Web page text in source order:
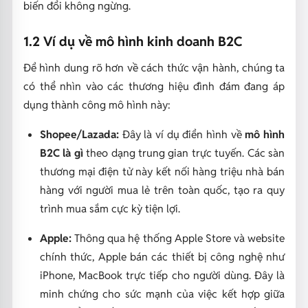
biến đổi không ngừng.
1.2 Ví dụ về mô hình kinh doanh B2C
Để hình dung rõ hơn về cách thức vận hành, chúng ta
có thể nhìn vào các thương hiệu đình đám đang áp
dụng thành công mô hình này:
Shopee/Lazada:Đây là ví dụ điển hình vềmô hình
B2C là gìtheo dạng trung gian trực tuyến. Các sàn
thương mại điện tử này kết nối hàng triệu nhà bán
hàng với người mua lẻ trên toàn quốc, tạo ra quy
trình mua sắm cực kỳ tiện lợi.
Apple:Thông qua hệ thống Apple Store và website
chính thức, Apple bán các thiết bị công nghệ như
iPhone, MacBook trực tiếp cho người dùng. Đây là
minh chứng cho sức mạnh của việc kết hợp giữa